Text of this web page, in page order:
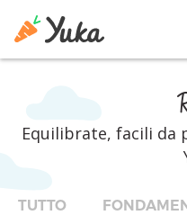
Equilibrate, facili da
TUTTO